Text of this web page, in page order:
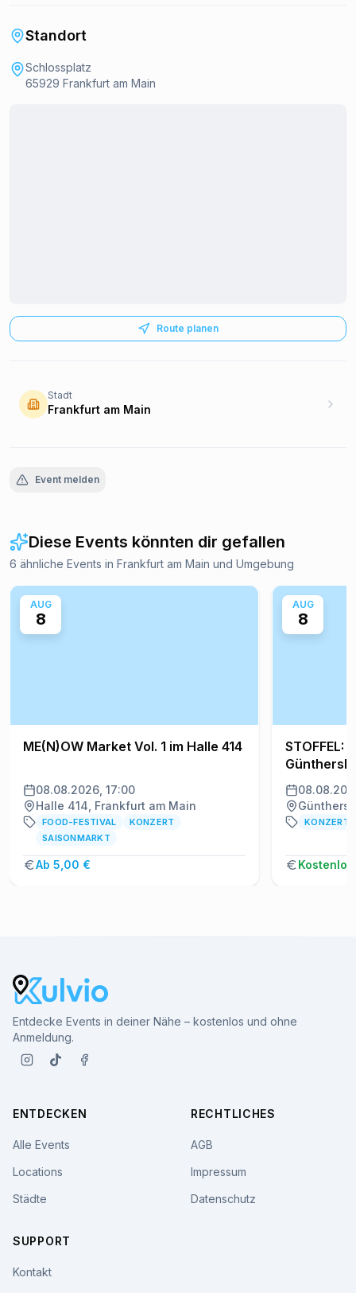
Standort
Schlossplatz
65929 Frankfurt am Main
Route planen
Stadt
Frankfurt am Main
Event melden
Diese Events könnten dir gefallen
6 ähnliche Events in Frankfurt am Main und Umgebung
AUG
8
ME(N)OW Market Vol. 1 im Halle 414
08.08.2026, 17:00
Halle 414, Frankfurt am Main
FOOD-FESTIVAL
KONZERT
SAISONMARKT
Ab 5,00 €
AUG
8
STOFFEL:
KONZERT
Kostenlos
Entdecke Events in deiner Nähe – kostenlos und ohne
Anmeldung.
ENTDECKEN
Alle Events
Locations
Städte
RECHTLICHES
AGB
Impressum
Datenschutz
SUPPORT
Kontakt